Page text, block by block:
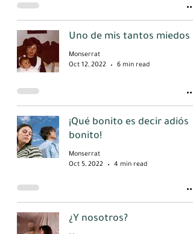
Uno de mis tantos miedos
Monserrat
Oct 12, 2022
6 min read
¡Qué bonito es decir adiós
bonito!
Monserrat
Oct 5, 2022
4 min read
¿Y nosotros?